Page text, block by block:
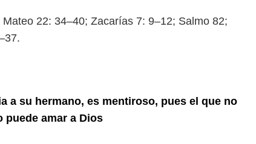
22: 34–40; Zacarías 7: 9–12; Salmo 82;
a su hermano, es mentiroso, pues el que no
puede amar a Dios